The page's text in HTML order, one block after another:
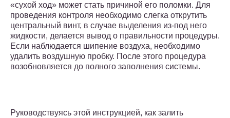
«сухой ход» может стать причиной его поломки. Для
проведения контроля необходимо слегка открутить
центральный винт, в случае выделения из-под него
жидкости, делается вывод о правильности процедуры.
Если наблюдается шипение воздуха, необходимо
удалить воздушную пробку. После этого процедура
возобновляется до полного заполнения системы.
Руководствуясь этой инструкцией, как залить